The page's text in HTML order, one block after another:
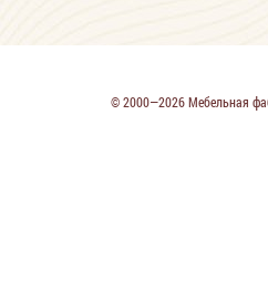
© 2000—2026 Мебельная